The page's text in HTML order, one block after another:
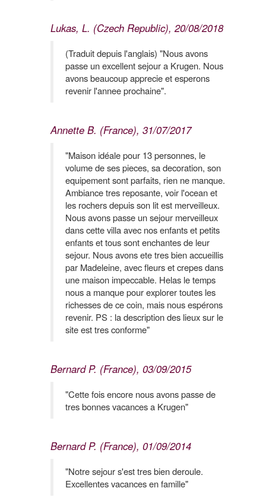
Lukas, L. (Czech Republic), 20/08/2018
(Traduit depuis l'anglais) "Nous avons
passe un excellent sejour a Krugen. Nous
avons beaucoup apprecie et esperons
revenir l'annee prochaine".
Annette B. (France), 31/07/2017
"Maison idéale pour 13 personnes, le
volume de ses pieces, sa decoration, son
equipement sont parfaits, rien ne manque.
Ambiance tres reposante, voir l'ocean et
les rochers depuis son lit est merveilleux.
Nous avons passe un sejour merveilleux
dans cette villa avec nos enfants et petits
enfants et tous sont enchantes de leur
sejour. Nous avons ete tres bien accueillis
par Madeleine, avec fleurs et crepes dans
une maison impeccable. Helas le temps
nous a manque pour explorer toutes les
richesses de ce coin, mais nous espérons
revenir. PS : la description des lieux sur le
site est tres conforme"
Bernard P. (France), 03/09/2015
"Cette fois encore nous avons passe de
tres bonnes vacances a Krugen"
Bernard P. (France), 01/09/2014
"Notre sejour s'est tres bien deroule.
Excellentes vacances en famille"